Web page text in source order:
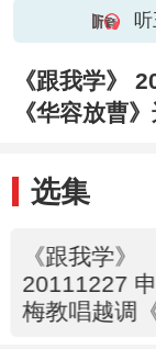
《跟我学》
《华容放曹
选集
《跟我学》
20111227
梅教唱越调